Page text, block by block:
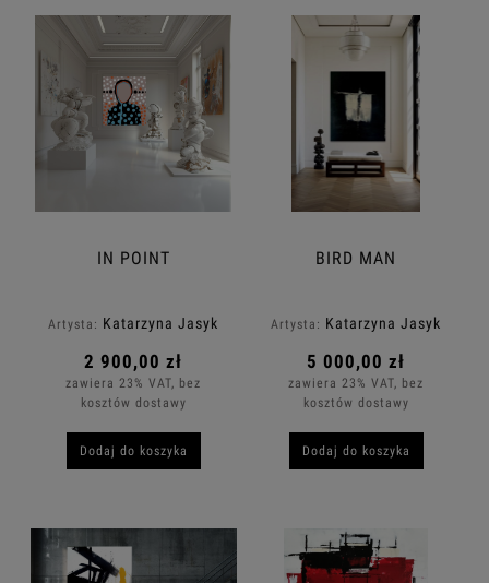
IN POINT
Artysta: Katarzyna Jasyk
2 900,00 zł
zawiera 23% VAT, bez
kosztów dostawy
Dodaj do koszyka
BIRD MAN
Artysta: Katarzyna Jasyk
5 000,00 zł
zawiera 23% VAT, bez
kosztów dostawy
Dodaj do koszyka